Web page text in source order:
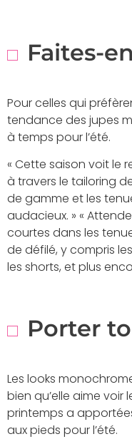
Faites-
Pour celles qui
tendance des jupes
à temps pour l’été.
« Cette saison voit le
à travers le tailoring
de gamme et les
audacieux. » «
courtes dans les
de défilé, y compris
les shorts, et plus
Porter
Les looks
bien qu’elle aime voir
printemps a
aux pieds pour l’été.